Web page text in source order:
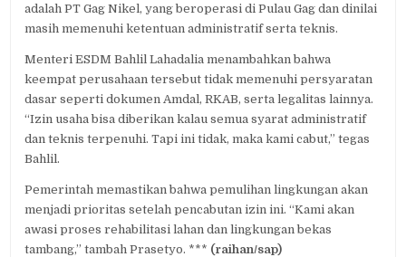
adalah PT Gag Nikel, yang beroperasi di Pulau Gag dan dinilai
masih memenuhi ketentuan administratif serta teknis.
Menteri ESDM Bahlil Lahadalia menambahkan bahwa
keempat perusahaan tersebut tidak memenuhi persyaratan
dasar seperti dokumen Amdal, RKAB, serta legalitas lainnya.
“Izin usaha bisa diberikan kalau semua syarat administratif
dan teknis terpenuhi. Tapi ini tidak, maka kami cabut,” tegas
Bahlil.
Pemerintah memastikan bahwa pemulihan lingkungan akan
menjadi prioritas setelah pencabutan izin ini. “Kami akan
awasi proses rehabilitasi lahan dan lingkungan bekas
tambang,” tambah Prasetyo. *** (raihan/sap)